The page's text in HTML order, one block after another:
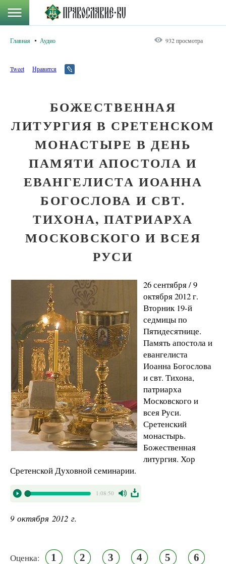
Главная Аудио 932 просмотра
Tweet Нравится
БОЖЕСТВЕННАЯ
ЛИТУРГИЯ В СРЕТЕНСКОМ
МОНАСТЫРЕ В ДЕНЬ
ПАМЯТИ АПОСТОЛА И
ЕВАНГЕЛИСТА ИОАННА
БОГОСЛОВА И СВТ.
ТИХОНА, ПАТРИАРХА
МОСКОВСКОГО И ВСЕЯ
РУСИ
26 сентября / 9
октября 2012 г.
Вторник 19-й
седмицы по
Пятидесятнице.
Память апостола и
евангелиста
Иоанна Богослова
и свт. Тихона,
патриарха
Московского и
всея Руси.
Сретенский
монастырь.
Божественная
литургия. Хор
Сретенской Духовной семинарии.
1:08:50
9 октября 2012 г.
Оценка: 1 2 3 4 5 6